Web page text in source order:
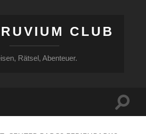
CLUB
Rätsel, Abenteuer.